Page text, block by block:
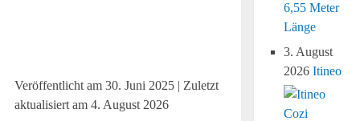
Veröffentlicht am 30. Juni 2025| Zuletzt
aktualisiert am 4. August 2026
6,55 Meter
Länge
3. August
2026Itineo